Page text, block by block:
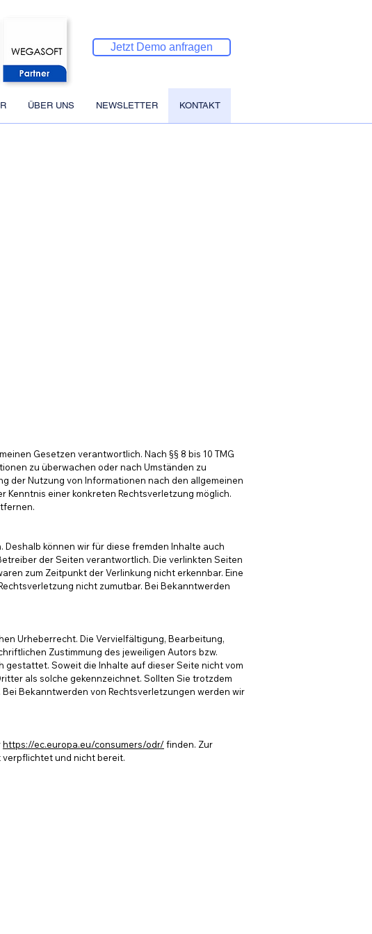
ÜBER UNS NEWSLETTER KONTAKT
Jetzt Demo anfragen
Gesetzen verantwortlich. Nach §§ 8 bis 10 TMG
zu überwachen oder nach Umständen zu
der Nutzung von Informationen nach den allgemeinen
einer konkreten Rechtsverletzung möglich.
können wir für diese fremden Inhalte auch
der Seiten verantwortlich. Die verlinkten Seiten
zum Zeitpunkt der Verlinkung nicht erkennbar. Eine
nicht zumutbar. Bei Bekanntwerden
Urheberrecht. Die Vervielfältigung, Bearbeitung,
Zustimmung des jeweiligen Autors bzw.
gestattet. Soweit die Inhalte auf dieser Seite nicht vom
als solche gekennzeichnet. Sollten Sie trotzdem
Bekanntwerden von Rechtsverletzungen werden wir
https://ec.europa.eu/consumers/odr/finden. Zur
und nicht bereit.